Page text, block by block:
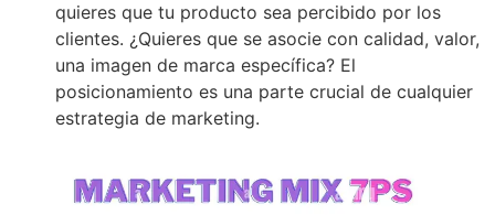
quieres que tu producto sea percibido por los
clientes. ¿Quieres que se asocie con calidad, valor,
una imagen de marca específica? El
posicionamiento es una parte crucial de cualquier
estrategia de marketing.